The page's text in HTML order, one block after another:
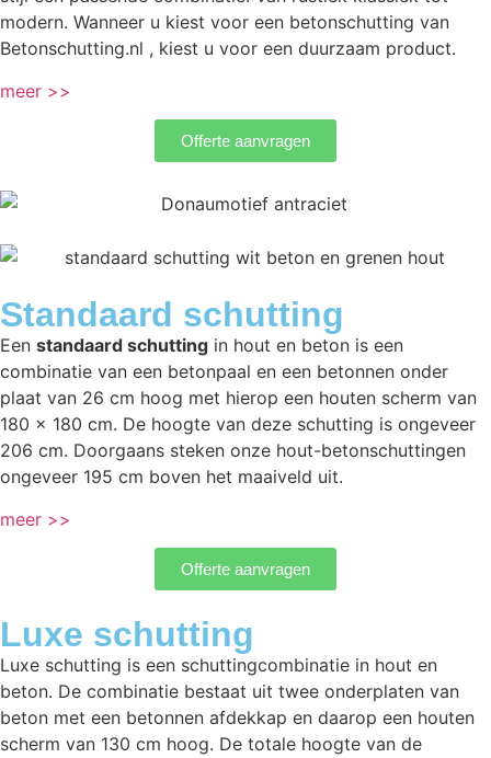
modern. Wanneer u kiest voor een betonschutting van
Betonschutting.nl , kiest u voor een duurzaam product.
meer >>
Offerte aanvragen
Standaard schutting
Een standaard schutting in hout en beton is een
combinatie van een betonpaal en een betonnen onder
plaat van 26 cm hoog met hierop een houten scherm van
180 x 180 cm. De hoogte van deze schutting is ongeveer
206 cm. Doorgaans steken onze hout-betonschuttingen
ongeveer 195 cm boven het maaiveld uit.
meer >>
Offerte aanvragen
Luxe schutting
Luxe schutting is een schuttingcombinatie in hout en
beton. De combinatie bestaat uit twee onderplaten van
beton met een betonnen afdekkap en daarop een houten
scherm van 130 cm hoog. De totale hoogte van de